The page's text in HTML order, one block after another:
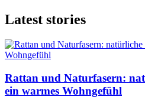
Latest stories
Rattan und Naturfasern:
ein warmes Wohngefühl